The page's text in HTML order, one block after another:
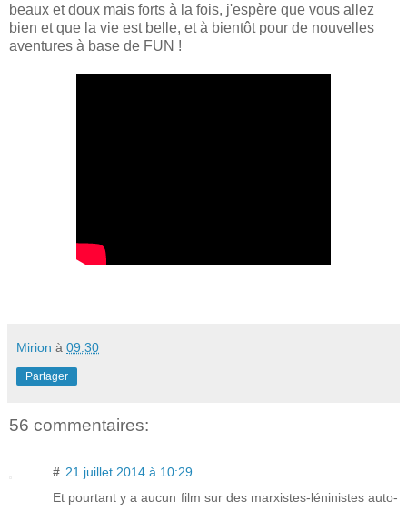
beaux et doux mais forts à la fois, j'espère que vous allez
bien et que la vie est belle, et à bientôt pour de nouvelles
aventures à base de FUN !
Mirion à 09:30
Partager
56 commentaires:
# 21 juillet 2014 à 10:29
Et pourtant y a aucun film sur des marxistes-léninistes auto-